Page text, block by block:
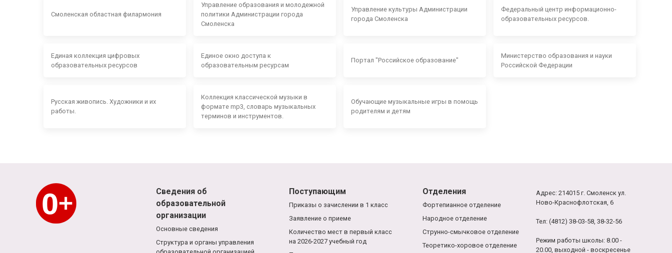
Смоленская областная филармония
Управление образования и молодежной
политики Администрации города
Смоленска
Управление культуры Администрации
города Смоленска
Федеральный центр информационно-
образовательных ресурсов.
Единая коллекция цифровых
образовательных ресурсов
Единое окно доступа к
образовательным ресурсам
Портал "Российское образование"
Министерство образования и науки
Российской Федерации
Русская живопись. Художники и их
работы.
Коллекция классической музыки в
формате mp3, словарь музыкальных
терминов и инструментов.
Обучающие музыкальные игры в помощь
родителям и детям
Сведения об
образовательной
организации
Основные сведения
Структура и органы управления
Поступающим
Приказы о зачислении в 1 класс
Заявление о приеме
Количество мест в первый класс
на 2026-2027 учебный год
Отделения
Фортепианное отделение
Народное отделение
Струнно-смычковое отделение
Теоретико-хоровое отделение
Адрес: 214015 г. Смоленск ул.
Ново-Краснофлотская, 6
Тел: (4812) 38-03-58, 38-32-56
Режим работы школы: 8.00 -
20.00, выходной - воскресенье